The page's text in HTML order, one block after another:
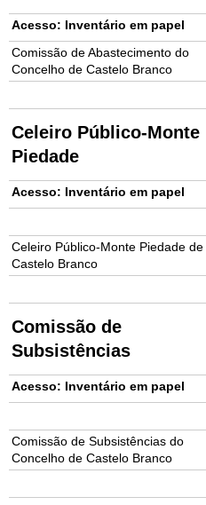
Acesso: Inventário em papel
Comissão de Abastecimento do
Concelho de Castelo Branco
Celeiro Público-Monte
Piedade
Acesso: Inventário em papel
Celeiro Público-Monte Piedade de
Castelo Branco
Comissão de
Subsistências
Acesso: Inventário em papel
Comissão de Subsistências do
Concelho de Castelo Branco